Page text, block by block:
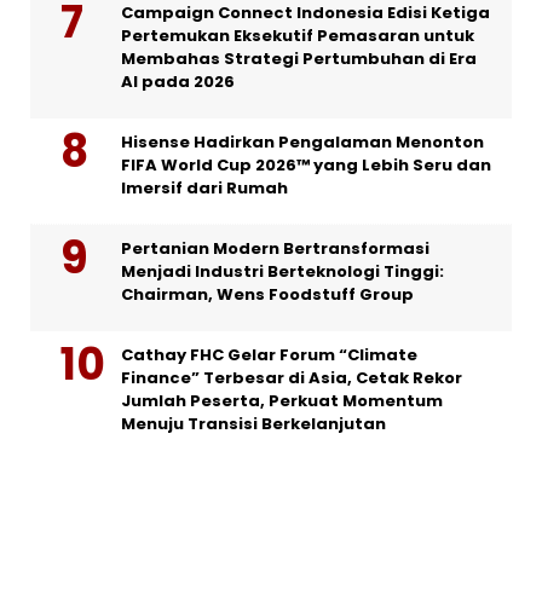
Campaign Connect Indonesia Edisi Ketiga
Pertemukan Eksekutif Pemasaran untuk
Membahas Strategi Pertumbuhan di Era
AI pada 2026
Hisense Hadirkan Pengalaman Menonton
FIFA World Cup 2026™ yang Lebih Seru dan
Imersif dari Rumah
Pertanian Modern Bertransformasi
Menjadi Industri Berteknologi Tinggi:
Chairman, Wens Foodstuff Group
Cathay FHC Gelar Forum “Climate
Finance” Terbesar di Asia, Cetak Rekor
Jumlah Peserta, Perkuat Momentum
Menuju Transisi Berkelanjutan